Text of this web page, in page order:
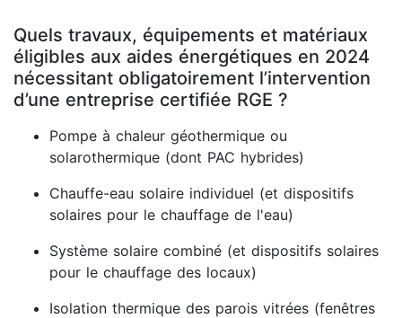
Quels travaux, équipements et matériaux
éligibles aux aides énergétiques en 2024
nécessitant obligatoirement l’intervention
d’une entreprise certifiée RGE ?
Pompe à chaleur géothermique ou
solarothermique (dont PAC hybrides)
Chauffe-eau solaire individuel (et dispositifs
solaires pour le chauffage de l'eau)
Système solaire combiné (et dispositifs solaires
pour le chauffage des locaux)
Isolation thermique des parois vitrées (fenêtres